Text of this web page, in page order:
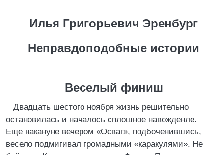
Илья Григорьевич Эренбург
Неправдоподобные истории
Веселый финиш
Двадцать шестого ноября жизнь решительно
остановилась и началось сплошное навожденле.
Еще накануне вечером «Осваг», подбоченившись,
весело подмигивал громадными «каракулями». Не